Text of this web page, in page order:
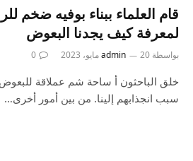
قام العلماء ببناء بوفيه ضخم
لمعرفة كيف يجدنا البعوض
بواسطة admin 20 مايو، 2023 0
خلق الباحثون أ ساحة شم عملاقة
سبب انجذابهم إلينا. من بين أمور أخرى…